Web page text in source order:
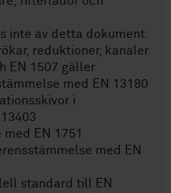
inte av detta dokument:
reduktioner, kanaler
EN 1507 gäller
med EN 13180
i
EN 1751
med EN
standard till EN